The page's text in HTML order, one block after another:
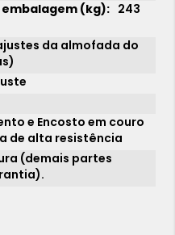
243
da almofada do
e Encosto em couro
de alta resistência
(demais partes